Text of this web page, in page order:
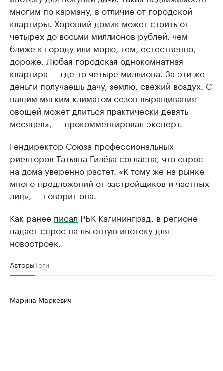
многим по карману, в отличие от городской
квартиры. Хороший домик может стоить от
четырех до восьми миллионов рублей, чем
ближе к городу или морю, тем, естественно,
дороже. Любая городская однокомнатная
квартира — где-то четыре миллиона. За эти же
деньги получаешь дачу, землю, свежий воздух. С
нашим мягким климатом сезон выращивания
овощей может длиться практически девять
месяцев», — прокомментировал эксперт.
Гендиректор Союза профессиональных
риелторов Татьяна Гилёва согласна, что спрос
на дома уверенно растет. «К тому же на рынке
много предложений от застройщиков и частных
лиц», — говорит она.
Как ранее писал РБК Калининград, в регионе
падает спрос на льготную ипотеку для
новостроек.
АвторыТеги
Марина Маркевич